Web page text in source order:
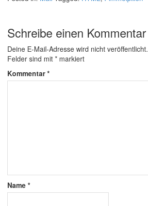
Schreibe einen Kommentar
Deine E-Mail-Adresse wird nicht veröffentlicht.
Felder sind mit * markiert
Kommentar*
Name *